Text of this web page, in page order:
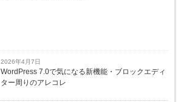
2026年4月7日
WordPress 7.0で気になる新機能・ブロックエディ
ター周りのアレコレ